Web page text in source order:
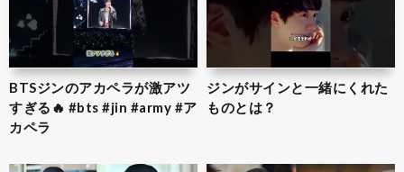
BTSジンのアカペラが激アツ
すぎる🔥 #bts #jin #army #ア
カペラ
ジンがサインと一緒にくれた
ものとは？